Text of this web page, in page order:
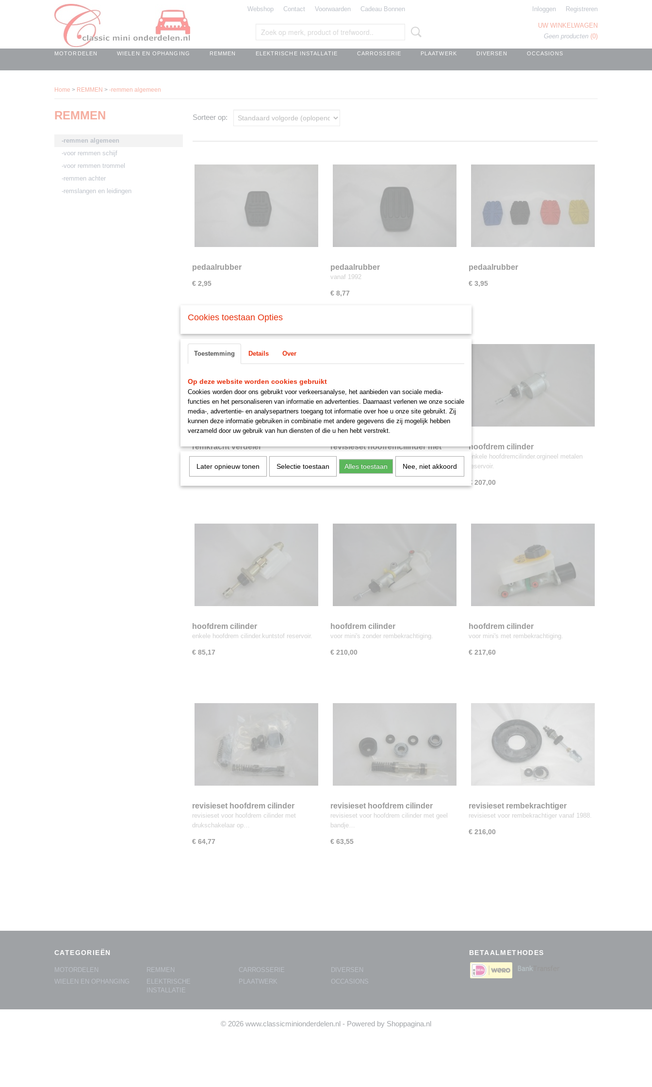
Webshop Contact Voorwaarden Cadeau Bonnen Inloggen Registreren
UW WINKELWAGEN
Geen producten (0)
MOTORDELEN WIELEN EN OPHANGING REMMEN ELEKTRISCHE INSTALLATIE CARROSSERIE PLAATWERK DIVERSEN OCCASIONS
Home > REMMEN > -remmen algemeen
REMMEN
-remmen algemeen
-voor remmen schijf
-voor remmen trommel
-remmen achter
-remslangen en leidingen
Sorteer op:
pedaalrubber
€ 2,95
pedaalrubber
vanaf 1992
€ 8,77
pedaalrubber
€ 3,95
remkracht verdeler
€ 167,50
revisieset hoofremcilinder met
rembekrachtiging
€ 36,21
hoofdrem cilinder
enkele hoofdremcilinder.orgineel metalen
reservoir.
€ 207,00
hoofdrem cilinder
enkele hoofdrem cilinder.kuntstof reservoir.
€ 85,17
hoofdrem cilinder
voor mini's zonder rembekrachtiging.
€ 210,00
hoofdrem cilinder
voor mini's met rembekrachtiging.
€ 217,60
revisieset hoofdrem cilinder
revisieset voor hoofdrem cilinder met
drukschakelaar op…
€ 64,77
revisieset hoofdrem cilinder
revisieset voor hoofdrem cilinder met geel
bandje…
€ 63,55
revisieset rembekrachtiger
revisieset voor rembekrachtiger vanaf 1988.
€ 216,00
CATEGORIEËN
MOTORDELEN
WIELEN EN OPHANGING
REMMEN
ELEKTRISCHE
INSTALLATIE
CARROSSERIE
PLAATWERK
DIVERSEN
OCCASIONS
BETAALMETHODES
© 2026 www.classicminionderdelen.nl - Powered by Shoppagina.nl
Cookies toestaan Opties
Toestemming Details Over
Op deze website worden cookies gebruikt
Cookies worden door ons gebruikt voor verkeersanalyse, het aanbieden van sociale media-
functies en het personaliseren van informatie en advertenties. Daarnaast verlenen we onze sociale
media-, advertentie- en analysepartners toegang tot informatie over hoe u onze site gebruikt. Zij
kunnen deze informatie gebruiken in combinatie met andere gegevens die zij mogelijk hebben
verzameld door uw gebruik van hun diensten of die u hen hebt verstrekt.
Later opnieuw tonen Selectie toestaan Alles toestaan Nee, niet akkoord